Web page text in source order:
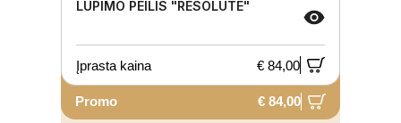
LUPIMO PEILIS "RESOLUTE"
Įprasta kaina € 84,00
Promo € 84,00